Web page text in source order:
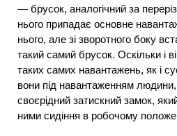
— брусок, аналогічний за
нього припадає основне
нього, але зі зворотного боку
такий самий брусок. Оскільки і
таких самих навантажень, як і
вони під навантаженням
своєрідний затискний замок,
ними сидіння в робочому